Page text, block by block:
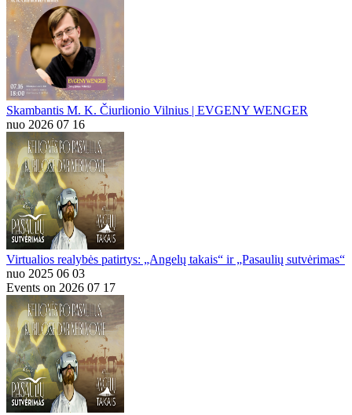
Skambantis M. K. Čiurlionio Vilnius | EVGENY WENGER
nuo 2026 07 16
Virtualios realybės patirtys: „Angelų takais“ ir „Pasaulių sutvėrimas“
nuo 2025 06 03
Events on 2026 07 17